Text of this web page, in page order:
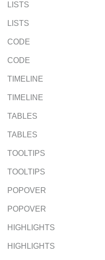
LISTS
LISTS
CODE
CODE
TIMELINE
TIMELINE
TABLES
TABLES
TOOLTIPS
TOOLTIPS
POPOVER
POPOVER
HIGHLIGHTS
HIGHLIGHTS